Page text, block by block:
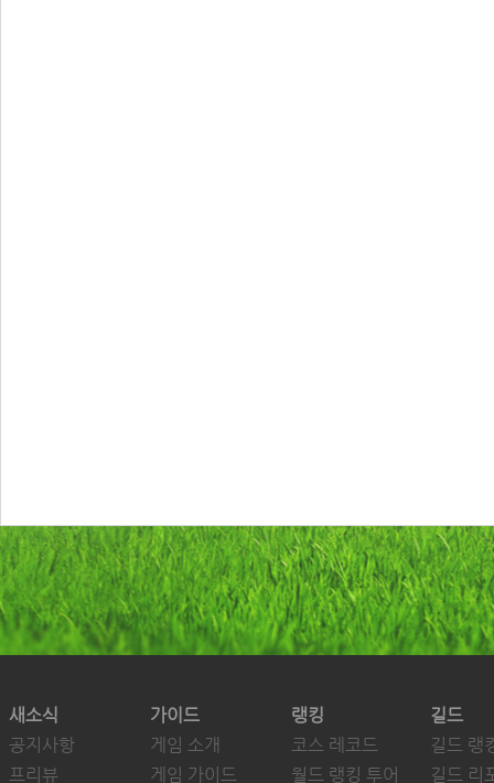
새소식
공지사항
프리뷰
가이드
게임 소개
게임 가이드
랭킹
코스 레코드
월드 랭킹 투어
길드
길드 랭
길드 리